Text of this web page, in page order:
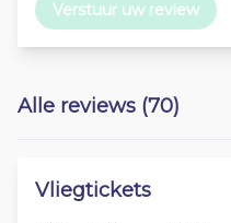
Verstuur uw review
Alle reviews (70)
Vliegtickets